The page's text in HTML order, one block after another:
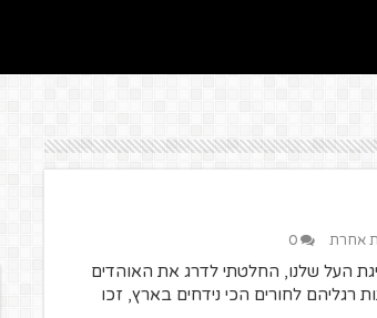
אחרת 0
העל שלנו, החלטתי לדרג את האוהדים
רגליהם לחורים הכי נידחים בארץ, זכו